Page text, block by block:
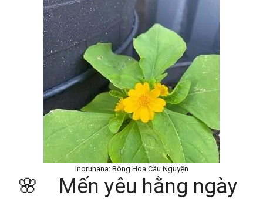
Inoruhana: Bông Hoa Cầu Nguyện
🌸 Mến yêu hằng ngày